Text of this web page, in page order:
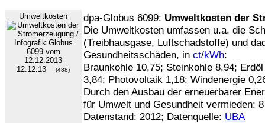
Umweltkosten
12.12.13 (488)
dpa-Globus 6099: Umweltkosten der
Die Umweltkosten umfassen u.a. die
(Treibhausgase, Luftschadstoffe) und
Gesundheitsschäden, in ct/kWh:
Braunkohle 10,75; Steinkohle 8,94;
3,84; Photovoltaik 1,18; Windenergie
Durch den Ausbau der erneuerbarer
für Umwelt und Gesundheit vermieden:
Datenstand: 2012; Datenquelle: UBA